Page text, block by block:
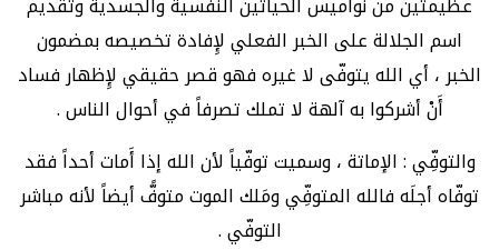
اسم الجلالة على الخبر الفعلي لإِفادة تخصيصه بمضمون
الخبر ، أي الله يتوفّى لا غيره فهو قصر حقيقي لإِظهار فساد
أَنْ أشركوا به آلهة لا تملك تصرفاً في أحوال الناس .
والتوفِّي : الإماتة ، وسميت توفّياً لأن الله إذا أَمات أحداً فقد
توفّاه أجلَه فالله المتوفِّي ومَلك الموت متوفًّ أيضاً لأنه مباشر
التوفّي .